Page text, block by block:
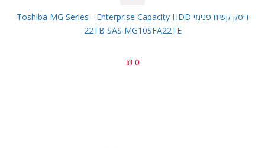
דיסק קשיח פנימי Toshiba MG Series - Enterprise Capacity HDD
22TB SAS MG10SFA22TE
0 ₪